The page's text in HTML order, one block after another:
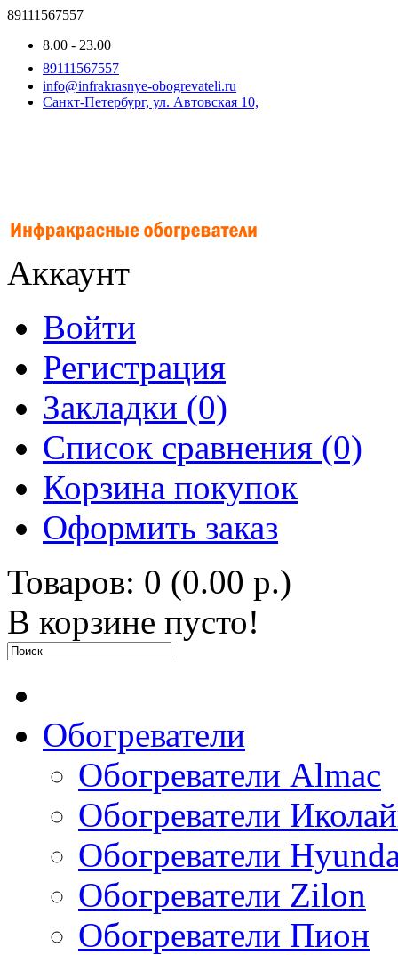
89111567557
8.00 - 23.00
89111567557
info@infrakrasnye-obogrevateli.ru
Санкт-Петербург, ул. Автовская 10,
Аккаунт
Войти
Регистрация
Закладки (0)
Список сравнения (0)
Корзина покупок
Оформить заказ
Товаров: 0 (0.00 р.)
В корзине пусто!
Обогреватели
Обогреватели Almac
Обогреватели
Обогреватели
Обогреватели Zilon
Обогреватели Пион